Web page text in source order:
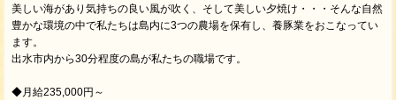
美しい海があり気持ちの良い風が吹く、そして美しい夕焼け・・・そんな自然
豊かな環境の中で私たちは島内に3つの農場を保有し、養豚業をおこなってい
ます。
出水市内から30分程度の島が私たちの職場です。
◆月給235,000円～